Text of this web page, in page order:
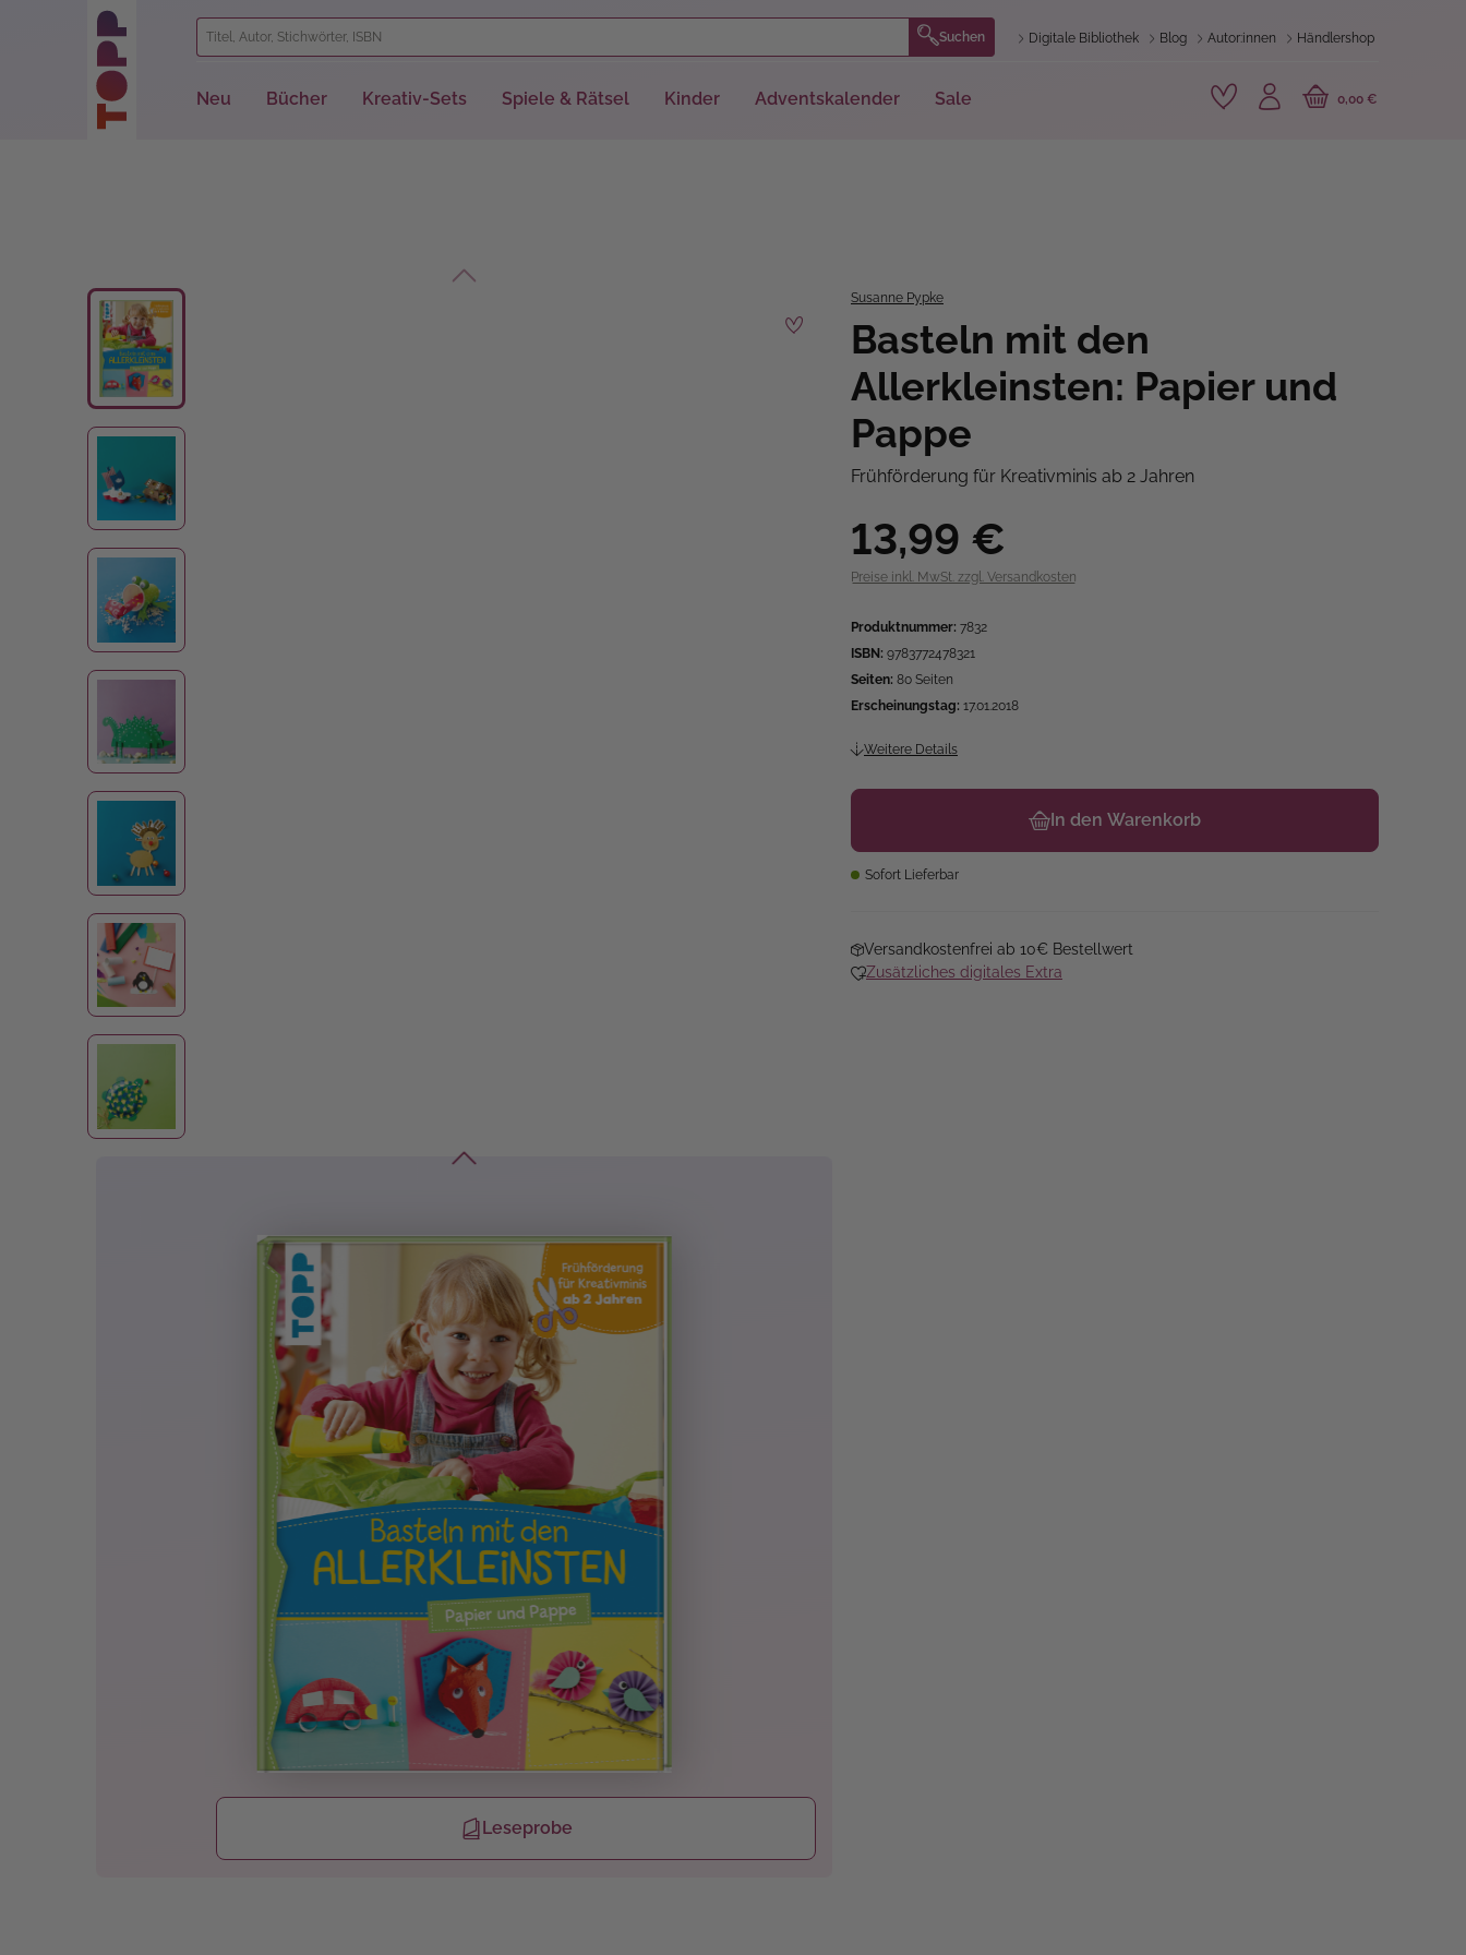
Zur Hauptnavigation springen
Suchen Digitale Bibliothek Blog Autor:innen Händlershop
Neu Bücher Kreativ-Sets Spiele & Rätsel Kinder Adventskalender Sale 0,00 €
Bildergalerie überspringen
Leseprobe
Susanne Pypke
Basteln mit den
Allerkleinsten: Papier und
Pappe
Frühförderung für Kreativminis ab 2 Jahren
13,99 €
Preise inkl. MwSt. zzgl. Versandkosten
Produktnummer: 7832
ISBN: 9783772478321
Seiten: 80 Seiten
Erscheinungstag: 17.01.2018
Weitere Details
In den Warenkorb
Sofort Lieferbar
Versandkostenfrei ab 10€ Bestellwert
Zusätzliches digitales Extra